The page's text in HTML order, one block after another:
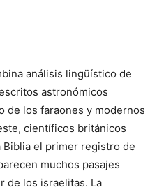
análisis lingüístico de
astronómicos
de los faraones y modernos
científicos británicos
el primer registro de
muchos pasajes
de los israelitas. La